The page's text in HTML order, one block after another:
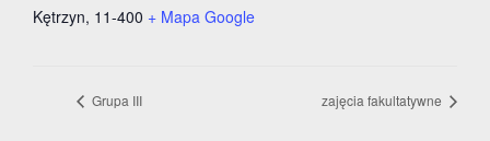
Kętrzyn, 11-400 + Mapa Google
Grupa III zajęcia fakultatywne